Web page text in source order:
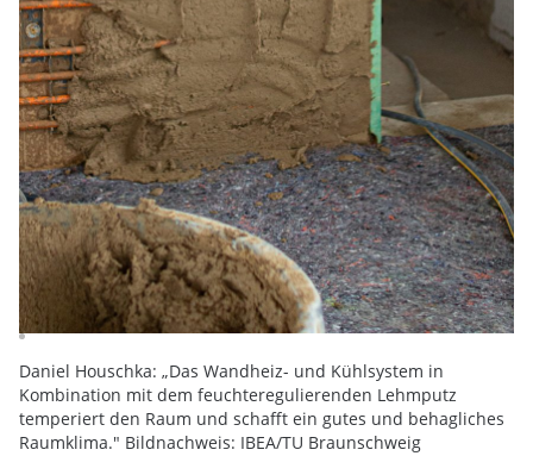
Daniel Houschka: „Das Wandheiz- und Kühlsystem in
Kombination mit dem feuchteregulierenden Lehmputz
temperiert den Raum und schafft ein gutes und behagliches
Raumklima." Bildnachweis: IBEA/TU Braunschweig